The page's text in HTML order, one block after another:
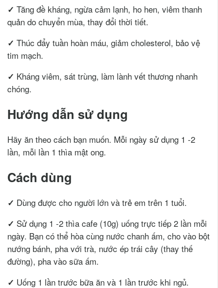
✓ Tăng đề kháng, ngừa cảm lạnh, ho hen, viêm thanh
quản do chuyển mùa, thay đổi thời tiết.
✓ Thúc đẩy tuần hoàn máu, giảm cholesterol, bảo vệ
tim mạch.
✓ Kháng viêm, sát trùng, làm lành vết thương nhanh
chóng.
Hướng dẫn sử dụng
Hãy ăn theo cách bạn muốn. Mỗi ngày sử dụng 1 -2
lần, mỗi lần 1 thìa mật ong.
Cách dùng
✓ Dùng được cho người lớn và trẻ em trên 1 tuổi.
✓ Sử dụng 1 -2 thìa cafe (10g) uống trực tiếp 2 lần mỗi
ngày. Bạn có thể hòa cùng nước chanh ấm, cho vào bột
nướng bánh, pha với trà, nước ép trái cây (thay thế
đường), pha vào sữa ấm.
✓ Uống 1 lần trước bữa ăn và 1 lần trước khi ngủ.